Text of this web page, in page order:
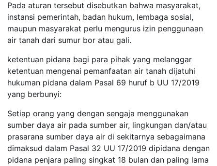
Pada aturan tersebut disebutkan bahwa masyarakat,
instansi pemerintah, badan hukum, lembaga sosial,
maupun masyarakat perlu mengurus izin penggunaan
air tanah dari sumur bor atau gali.
ketentuan pidana bagi para pihak yang melanggar
ketentuan mengenai pemanfaatan air tanah dijatuhi
hukuman pidana dalam Pasal 69 huruf b UU 17/2019
yang berbunyi:
Setiap orang yang dengan sengaja menggunakan
sumber daya air pada sumber air, lingkungan dan/atau
prasarana sumber daya air di sekitarnya sebagaimana
dimaksud dalam Pasal 32 UU 17/2019 dipidana dengan
pidana penjara paling singkat 18 bulan dan paling lama